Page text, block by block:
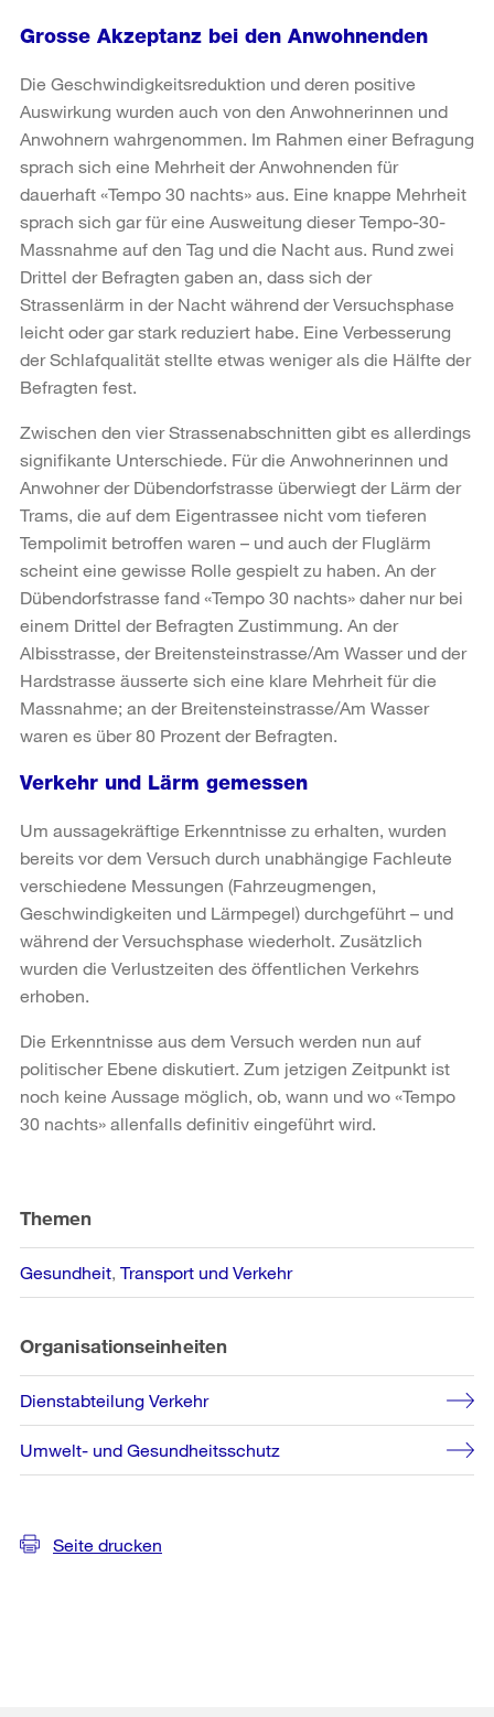
Grosse Akzeptanz bei den Anwohnenden
Die Geschwindigkeitsreduktion und deren positive
Auswirkung wurden auch von den Anwohnerinnen und
Anwohnern wahrgenommen. Im Rahmen einer Befragung
sprach sich eine Mehrheit der Anwohnenden für
dauerhaft «Tempo 30 nachts» aus. Eine knappe Mehrheit
sprach sich gar für eine Ausweitung dieser Tempo-30-
Massnahme auf den Tag und die Nacht aus. Rund zwei
Drittel der Befragten gaben an, dass sich der
Strassenlärm in der Nacht während der Versuchsphase
leicht oder gar stark reduziert habe. Eine Verbesserung
der Schlafqualität stellte etwas weniger als die Hälfte der
Befragten fest.
Zwischen den vier Strassenabschnitten gibt es allerdings
signifikante Unterschiede. Für die Anwohnerinnen und
Anwohner der Dübendorfstrasse überwiegt der Lärm der
Trams, die auf dem Eigentrassee nicht vom tieferen
Tempolimit betroffen waren – und auch der Fluglärm
scheint eine gewisse Rolle gespielt zu haben. An der
Dübendorfstrasse fand «Tempo 30 nachts» daher nur bei
einem Drittel der Befragten Zustimmung. An der
Albisstrasse, der Breitensteinstrasse/Am Wasser und der
Hardstrasse äusserte sich eine klare Mehrheit für die
Massnahme; an der Breitensteinstrasse/Am Wasser
waren es über 80 Prozent der Befragten.
Verkehr und Lärm gemessen
Um aussagekräftige Erkenntnisse zu erhalten, wurden
bereits vor dem Versuch durch unabhängige Fachleute
verschiedene Messungen (Fahrzeugmengen,
Geschwindigkeiten und Lärmpegel) durchgeführt – und
während der Versuchsphase wiederholt. Zusätzlich
wurden die Verlustzeiten des öffentlichen Verkehrs
erhoben.
Die Erkenntnisse aus dem Versuch werden nun auf
politischer Ebene diskutiert. Zum jetzigen Zeitpunkt ist
noch keine Aussage möglich, ob, wann und wo «Tempo
30 nachts» allenfalls definitiv eingeführt wird.
Informationen
Themen
Gesundheit Transport und Verkehr
Organisationseinheiten
Dienstabteilung Verkehr
Umwelt- und Gesundheitsschutz
Seite drucken